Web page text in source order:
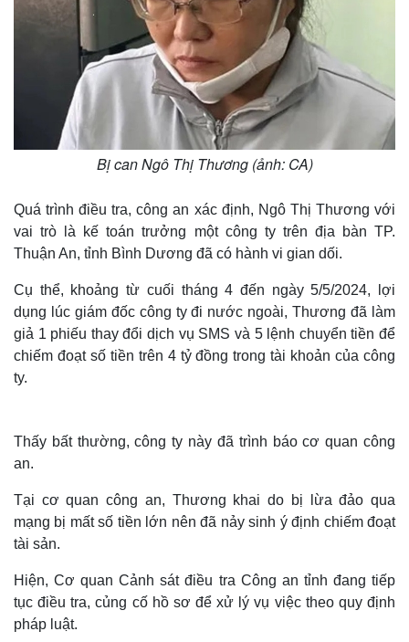
Bị can Ngô Thị Thương (ảnh: CA)
Quá trình điều tra, công an xác định, Ngô Thị Thương với
vai trò là kế toán trưởng một công ty trên địa bàn TP.
Thuận An, tỉnh Bình Dương đã có hành vi gian dối.
Cụ thể, khoảng từ cuối tháng 4 đến ngày 5/5/2024, lợi
dụng lúc giám đốc công ty đi nước ngoài, Thương đã làm
giả 1 phiếu thay đổi dịch vụ SMS và 5 lệnh chuyển tiền để
chiếm đoạt số tiền trên 4 tỷ đồng trong tài khoản của công
ty.
Thấy bất thường, công ty này đã trình báo cơ quan công
an.
Tại cơ quan công an, Thương khai do bị lừa đảo qua
mạng bị mất số tiền lớn nên đã nảy sinh ý định chiếm đoạt
tài sản.
Hiện, Cơ quan Cảnh sát điều tra Công an tỉnh đang tiếp
tục điều tra, củng cố hồ sơ để xử lý vụ việc theo quy định
pháp luật.